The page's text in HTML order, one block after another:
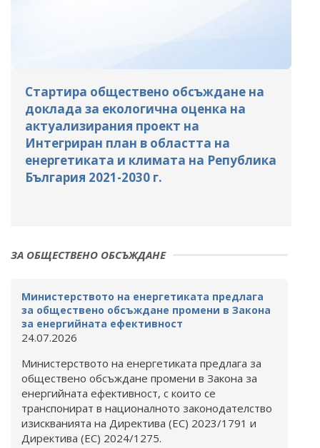
Стартира обществено обсъждане на
доклада за екологична оценка на
актуализирания проект на
Интегриран план в областта на
енергетиката и климата на Република
България 2021-2030 г.
ЗА ОБЩЕСТВЕНО ОБСЪЖДАНЕ
Министерството на енергетиката предлага
за обществено обсъждане промени в Закона
за енергийната ефективност
24.07.2026
Министерството на енергетиката предлага за
обществено обсъждане промени в Закона за
енергийната ефективност, с които се
транспонират в националното законодателство
изискванията на Директива (ЕС) 2023/1791 и
Директива (ЕС) 2024/1275.